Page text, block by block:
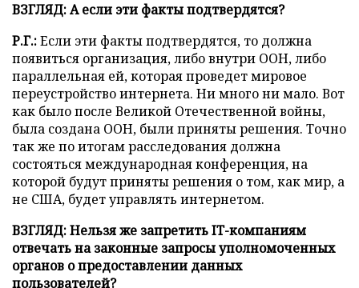
ВЗГЛЯД: А если эти факты подтвердятся?
Р.Г.:Если эти факты подтвердятся, то должна
появиться организация, либо внутри ООН, либо
параллельная ей, которая проведет мировое
переустройство интернета. Ни много ни мало. Вот
как было после Великой Отечественной войны,
была создана ООН, были приняты решения. Точно
так же по итогам расследования должна
состояться международная конференция, на
которой будут приняты решения о том, как мир, а
не США, будет управлять интернетом.
ВЗГЛЯД: Нельзя же запретить IT-компаниям
отвечать на законные запросы уполномоченных
органов о предоставлении данных
пользователей?